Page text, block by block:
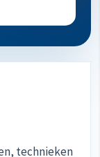
technieken